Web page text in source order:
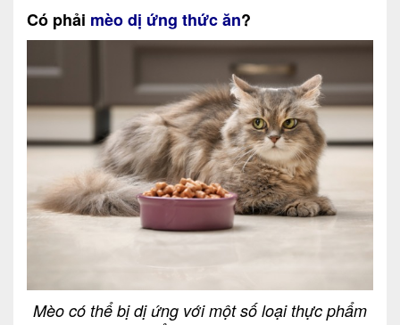
Có phải mèo dị ứng thức ăn?
Mèo có thể bị dị ứng với một số loại thực phẩm